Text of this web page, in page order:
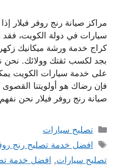
مراكز صيانة رنج روفر فيلار
سيارات في دولة الكويت،
كراج خدمة ورشة ميكانيك
بجد لكسب ثقتك وولائك. نحن
على خدمة سيارات الكويت
فإن رضاك ​​هو أولويتنا
صيانة رنج روفر فيلار نحن
التصنيفات
تصليح سيارات
الوسوم
افضل خدمة تصليح رنج
تصليح سيارات, افضل خدمة